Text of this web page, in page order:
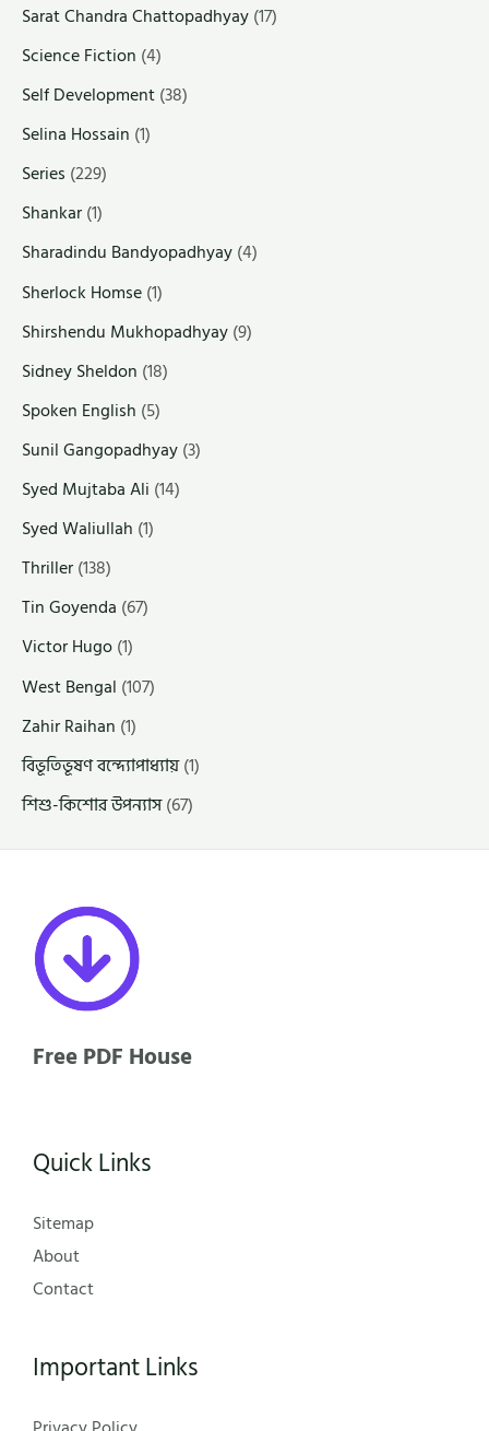
Sarat Chandra Chattopadhyay(17)
Science Fiction (4)
Self Development(38)
Selina Hossain (1)
Series (229)
Shankar(1)
Sharadindu Bandyopadhyay(4)
Sherlock Homse(1)
Shirshendu Mukhopadhyay(9)
Sidney Sheldon (18)
Spoken English (5)
Sunil Gangopadhyay(3)
Syed Mujtaba Ali (14)
Syed Waliullah (1)
Thriller(138)
Tin Goyenda (67)
Victor Hugo(1)
West Bengal (107)
Zahir Raihan (1)
বিভূতিভূষণ বন্দ্যোপাধ্যায়(1)
শিশু-কিশোর উপন্যাস(67)
Free PDF House
Quick Links
Sitemap
About
Contact
Important Links